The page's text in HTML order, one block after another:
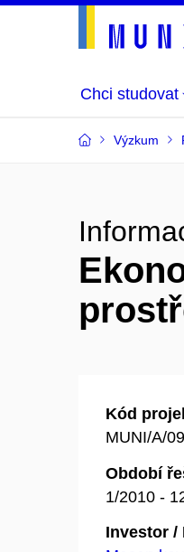
Chci studovat
Výzkum
Kód
MUNI/A/
Období
1/2010 -
Investor /